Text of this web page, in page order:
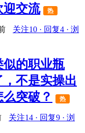
迎交流
热
关注10 · 回复4 · 浏
的职业瓶
不是实操出
突破？
热
关注14 · 回复9 · 浏